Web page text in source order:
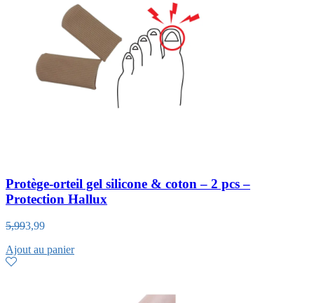
Protège-orteil gel silicone & coton – 2 pcs –
Protection Hallux
5,993,99
Ajout au panier